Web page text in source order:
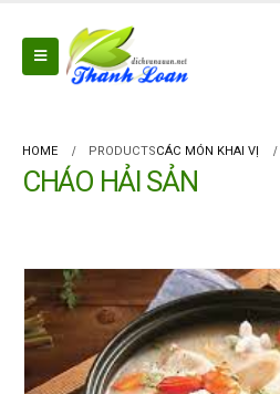
HOME PRODUCTSCÁC MÓN KHAI VỊ
CHÁO HẢI SẢN